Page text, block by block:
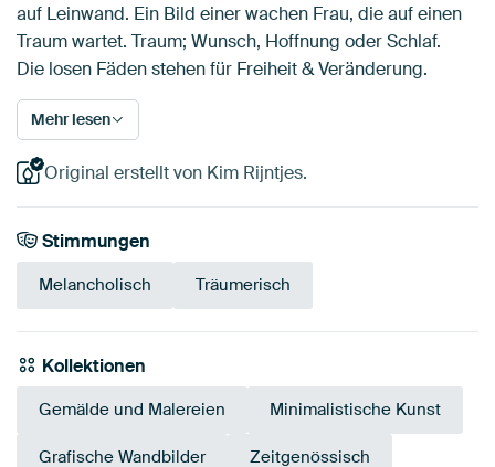
auf Leinwand. Ein Bild einer wachen Frau, die auf einen
Traum wartet. Traum; Wunsch, Hoffnung oder Schlaf.
Die losen Fäden stehen für Freiheit & Veränderung.
Mehr lesen
Original erstellt von Kim Rijntjes.
Stimmungen
Melancholisch Träumerisch
Kollektionen
Gemälde und Malereien Minimalistische Kunst
Grafische Wandbilder Zeitgenössisch